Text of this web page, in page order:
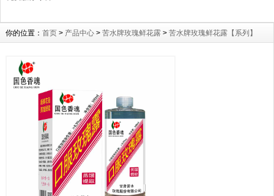
你的位置： 首页 > 产品中心 > 苦水牌玫瑰鲜花露 > 苦水牌玫瑰鲜花露【系列】